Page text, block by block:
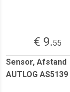
€ 9.55
Sensor, Afstand
AUTLOG AS5139